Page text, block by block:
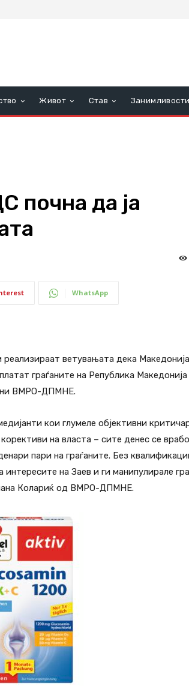
Живот Став Занимливости
да ја
WhatsApp
ветувањата дека Македонија
граѓаните на Република Македонија
ВМРО-ДПМНЕ.
кои глумеле објективни
на власта – сите денес се
пари на граѓаните. Без
на Заев и ги манипулирале
Колариќ од ВМРО-ДПМНЕ.